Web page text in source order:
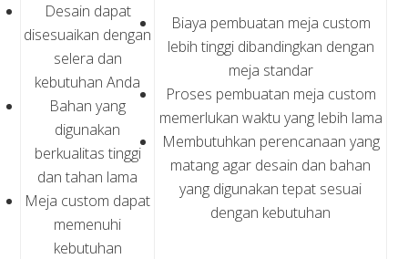
Desain dapat
disesuaikan dengan
selera dan
kebutuhan Anda
Bahan yang
digunakan
berkualitas tinggi
dan tahan lama
Meja custom dapat
memenuhi
kebutuhan
Biaya pembuatan meja custom
lebih tinggi dibandingkan dengan
meja standar
Proses pembuatan meja custom
memerlukan waktu yang lebih lama
Membutuhkan perencanaan yang
matang agar desain dan bahan
yang digunakan tepat sesuai
dengan kebutuhan